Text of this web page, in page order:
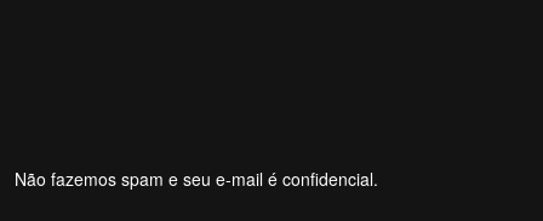
Não fazemos spam e seu e-mail é confidencial.